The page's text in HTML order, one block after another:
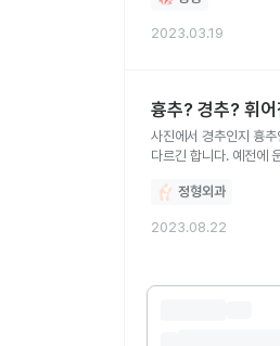
2023.03.19
흉추? 경추? 휘
사진에서 경추인지 흉
다르긴 합니다. 예전에
정형외과
2023.08.22